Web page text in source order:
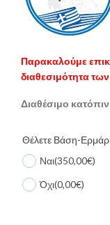
Παρακαλούμε
διαθεσιμότητα
Διαθέσιμο
Θέλετε Βάση-
Ναι(350,00€)
Όχι(0,00€)